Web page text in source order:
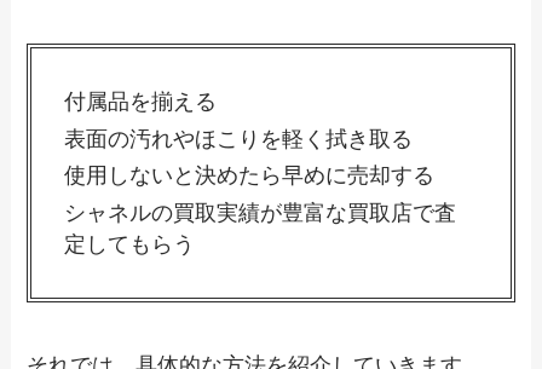
付属品を揃える
表面の汚れやほこりを軽く拭き取る
使用しないと決めたら早めに売却する
シャネルの買取実績が豊富な買取店で査
定してもらう